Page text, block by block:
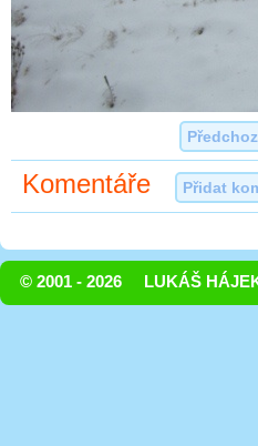
Komentáře Přidat
© 2001 - 2026 LUKÁŠ